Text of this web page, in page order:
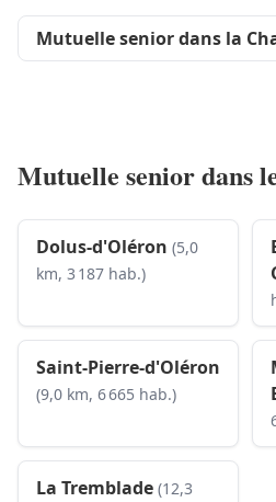
Mutuelle senior dans la
Mutuelle senior dans
Dolus-d'Oléron (5,0
km, 3 187 hab.)
Saint-Pierre-d'Oléron
(9,0 km, 6 665 hab.)
La Tremblade (12,3